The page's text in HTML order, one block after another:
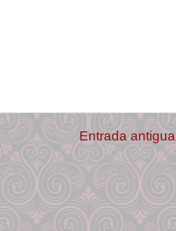
Entrada antigua